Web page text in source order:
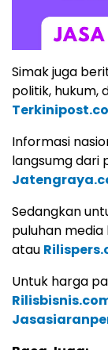
Simak juga
politik, hukum,
Informasi
langsumg dari
Sedangkan
puluhan media
atau
Untuk harga